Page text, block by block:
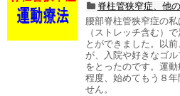
脊柱管狭窄症、他
腰部脊柱管狭窄症の
（ストレッチ含む）
とができました。以
が、入院や好きなゴ
をとったのです。運
程度、始めてもう８
せん。